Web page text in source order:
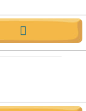
DO
KOŠÍKU